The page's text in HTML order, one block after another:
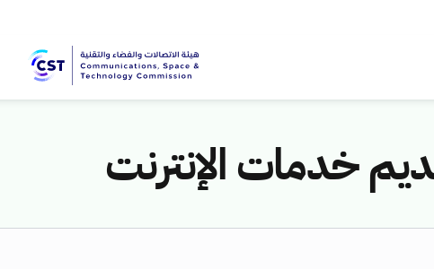
خدمات الإنترنت